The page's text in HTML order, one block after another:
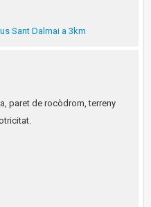
Sant Dalmai a 3km
paret de rocòdrom, terreny